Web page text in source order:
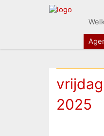
2025